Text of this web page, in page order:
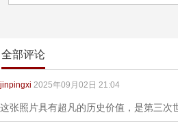
全部评论
jinpingxi 2025年09月02日 21:04
这张照片具有超凡的历史价值，是第三次